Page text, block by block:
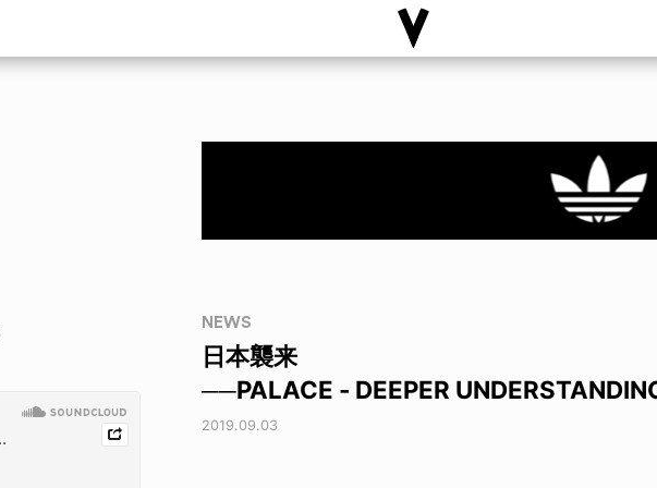
NEWS
日本襲来
──PALACE - DEEPER
2019.09.03